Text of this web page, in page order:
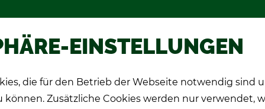
EINSTELLUNGEN
die für den Betrieb der Webseite notwendig sind
können. Zusätzliche Cookies werden nur verwendet,
Spie­ler Pro-Ki­cker Ge­schenk­ide­en
Wer­be­spie­le Über TIPP-KICK